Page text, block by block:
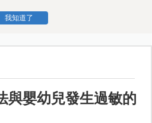
我知道了
與嬰幼兒發生過敏的